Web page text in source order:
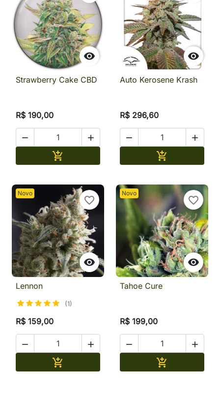

Strawberry Cake CBD
R$ 190,00
 


Auto Kerosene Krash
R$ 296,60
 

Novo

favorite_border
Lennon
(1)
R$ 159,00
 

Novo

favorite_border
Tahoe Cure
R$ 199,00
 
